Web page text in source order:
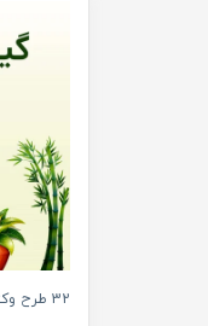
32 طرح وکتور لایه باز گیاهان خانگی تزئینی